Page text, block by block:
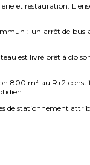
et restauration.
: un arrêt de
est livré prêt à
800 m² au R+2
de stationnement